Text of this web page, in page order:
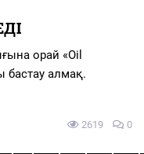
орай «Oil
бастау алмақ.
2619 0